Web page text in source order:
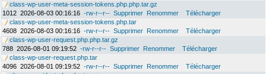
class-wp-user-meta-session-tokens.php.php.tar.gz
1012 2026-08-03 00:16:16 -rw-r--r-- Supprimer Renommer
Télécharger
class-wp-user-meta-session-tokens.php.tar
4608 2026-08-03 00:16:16 -rw-r--r-- Supprimer Renommer
Télécharger
class-wp-user-request.php.php.tar.gz
788 2026-08-01 09:19:52 -rw-r--r-- Supprimer Renommer
Télécharger
class-wp-user-request.php.tar
4096 2026-08-01 09:19:52 -rw-r--r-- Supprimer Renommer
Télécharger